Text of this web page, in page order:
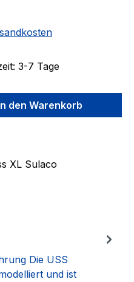
3-7 Tage
den
den Warenkorb
XL Sulaco
Die USS
und ist